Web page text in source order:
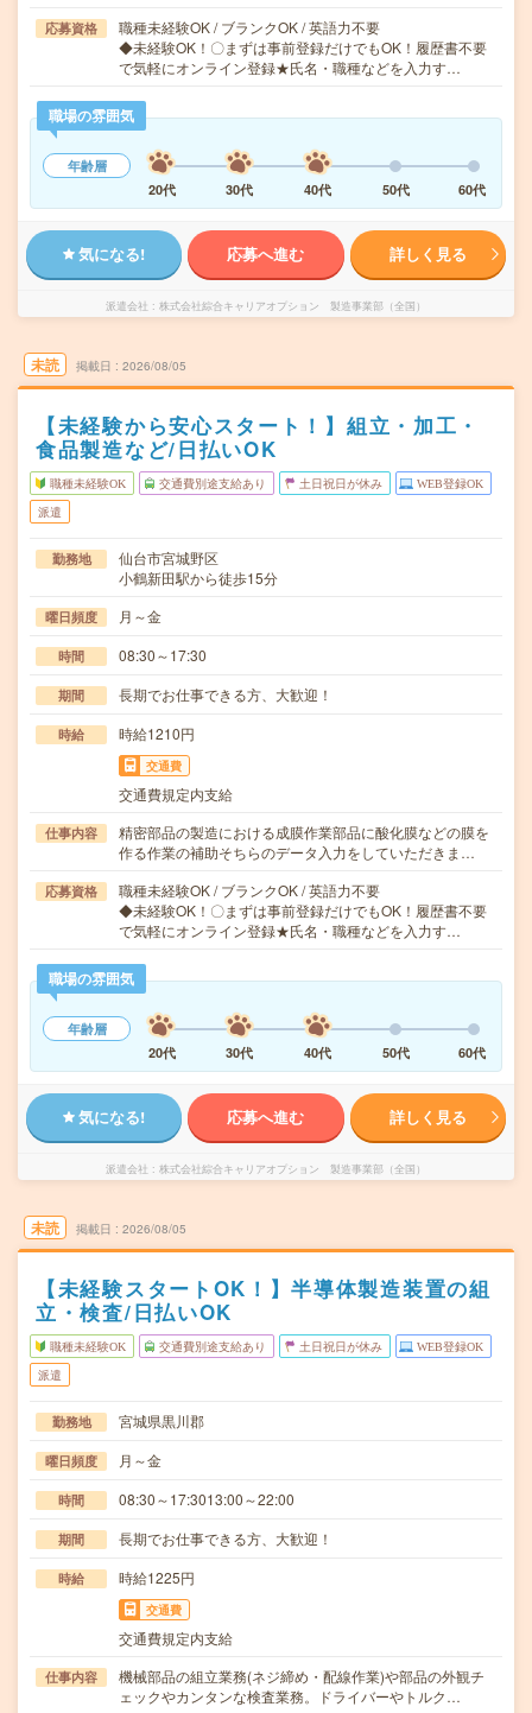
応募資格
職種未経験OK / ブランクOK / 英語力不要
◆未経験OK！〇まずは事前登録だけでもOK！履歴書不要
で気軽にオンライン登録★氏名・職種などを入力す…
職場の雰囲気
年齢層
20代
30代 40代 50代 60代
気になる! 応募へ進む 詳しく見る
派遣会社 株式会社綜合キャリアオプション 製造事業部（全国）
未読 掲載日 2026/08/05
【未経験から安心スタート！】組立・加工・
食品製造など/日払いOK
職種未経験OK 交通費別途支給あり 土日祝日が休み WEB登録OK
派遣
勤務地
仙台市宮城野区
小鶴新田駅から徒歩15分
曜日頻度 月～金
時間 08:30～17:30
期間 長期でお仕事できる方、大歓迎！
時給 時給1210円
交通費
交通費規定内支給
仕事内容
精密部品の製造における成膜作業部品に酸化膜などの膜を
作る作業の補助そちらのデータ入力をしていただきま…
応募資格
職種未経験OK / ブランクOK / 英語力不要
◆未経験OK！〇まずは事前登録だけでもOK！履歴書不要
で気軽にオンライン登録★氏名・職種などを入力す…
職場の雰囲気
年齢層
20代
30代 40代 50代 60代
気になる! 応募へ進む 詳しく見る
派遣会社 株式会社綜合キャリアオプション 製造事業部（全国）
未読 掲載日 2026/08/05
【未経験スタートOK！】半導体製造装置の組
立・検査/日払いOK
職種未経験OK 交通費別途支給あり 土日祝日が休み WEB登録OK
派遣
勤務地 宮城県黒川郡
曜日頻度 月～金
時間 08:30～17:3013:00～22:00
期間 長期でお仕事できる方、大歓迎！
時給 時給1225円
交通費
交通費規定内支給
仕事内容
機械部品の組立業務(ネジ締め・配線作業)や部品の外観チ
ェックやカンタンな検査業務。ドライバーやトルク…